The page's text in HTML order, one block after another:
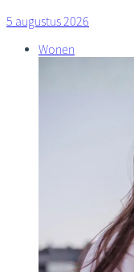
5 augustus 2026
Wonen